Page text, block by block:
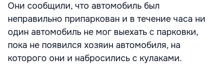
Они сообщили, что автомобиль был
неправильно припаркован и в течение часа ни
один автомобиль не мог выехать с парковки,
пока не появился хозяин автомобиля, на
которого они и набросились с кулаками.